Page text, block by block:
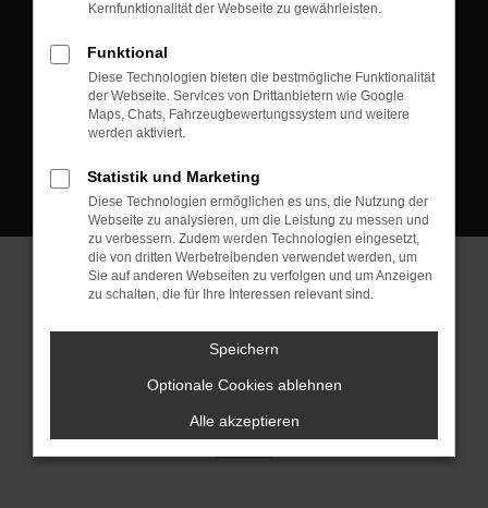
Kontakt:
Tel.: +49 3745 760 90 20
Fax: +49 3745 760 90 21
Mail: fj@jakob-trading.com
Cookie Einstellungen
© 2026 Jakob Trading GmbH | Neustädter Straße 1 | DE-08223
Neustadt/Vogtland | fj@jakob-trading.com | Webdesign by audaris.de
Kernfunktionalität der Webseite zu gewährleisten.
Funktional
Diese Technologien bieten die bestmögliche Funktionalität
der Webseite. Services von Drittanbietern wie Google
Maps, Chats, Fahrzeugbewertungssystem und weitere
werden aktiviert.
Statistik und Marketing
Diese Technologien ermöglichen es uns, die Nutzung der
Webseite zu analysieren, um die Leistung zu messen und
zu verbessern. Zudem werden Technologien eingesetzt,
die von dritten Werbetreibenden verwendet werden, um
Sie auf anderen Webseiten zu verfolgen und um Anzeigen
zu schalten, die für Ihre Interessen relevant sind.
Speichern
Optionale Cookies ablehnen
Alle akzeptieren